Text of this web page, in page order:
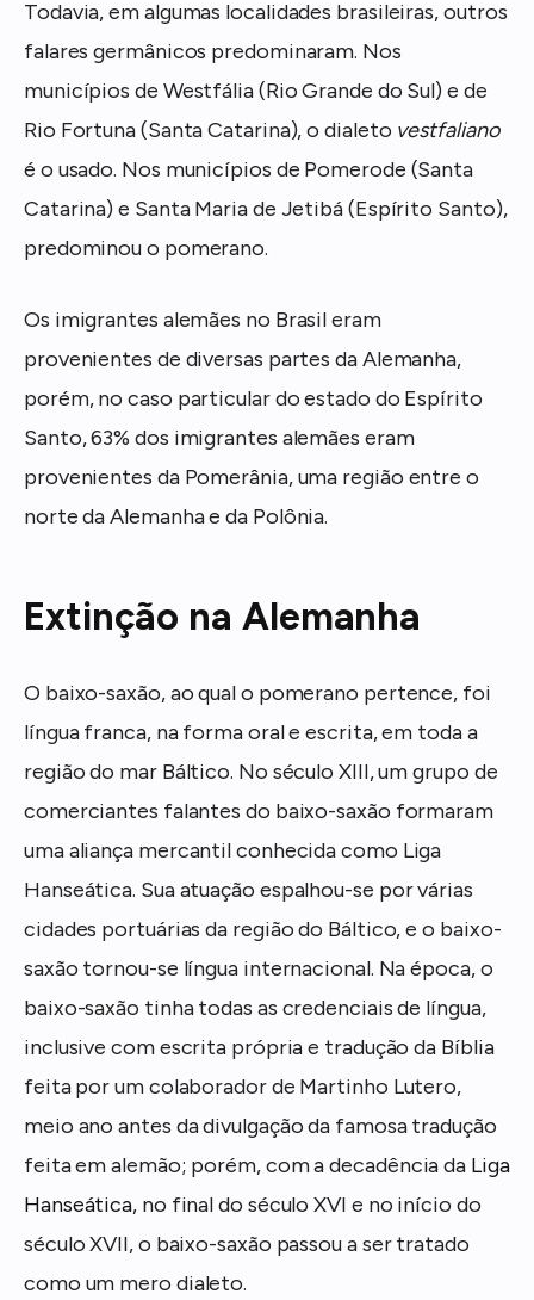
Todavia, em algumas localidades brasileiras, outros
falares germânicos predominaram. Nos
municípios de Westfália (Rio Grande do Sul) e de
Rio Fortuna (Santa Catarina), o dialeto vestfaliano
é o usado. Nos municípios de Pomerode (Santa
Catarina) e Santa Maria de Jetibá (Espírito Santo),
predominou o pomerano.
Os imigrantes alemães no Brasil eram
provenientes de diversas partes da Alemanha,
porém, no caso particular do estado do Espírito
Santo, 63% dos imigrantes alemães eram
provenientes da Pomerânia, uma região entre o
norte da Alemanha e da Polônia.
Extinção na Alemanha
O baixo-saxão, ao qual o pomerano pertence, foi
língua franca, na forma oral e escrita, em toda a
região do mar Báltico. No século XIII, um grupo de
comerciantes falantes do baixo-saxão formaram
uma aliança mercantil conhecida como Liga
Hanseática. Sua atuação espalhou-se por várias
cidades portuárias da região do Báltico, e o baixo-
saxão tornou-se língua internacional. Na época, o
baixo-saxão tinha todas as credenciais de língua,
inclusive com escrita própria e tradução da Bíblia
feita por um colaborador de Martinho Lutero,
meio ano antes da divulgação da famosa tradução
feita em alemão; porém, com a decadência da Liga
Hanseática, no final do século XVI e no início do
século XVII, o baixo-saxão passou a ser tratado
como um mero dialeto.